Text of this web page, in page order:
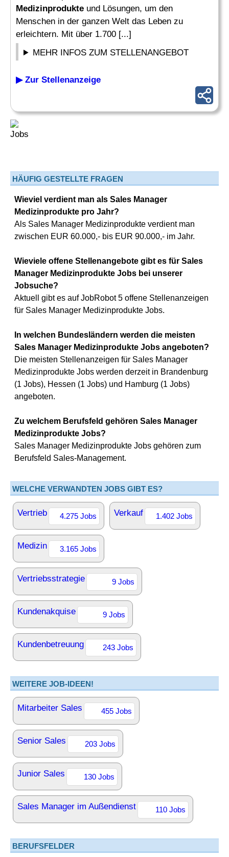
Medizinprodukte und Lösungen, um den
Menschen in der ganzen Welt das Leben zu
erleichtern. Mit über 1.700 [...]
MEHR INFOS ZUM STELLENANGEBOT
▶ Zur Stellenanzeige
HÄUFIG GESTELLTE FRAGEN
Wieviel verdient man als Sales Manager
Medizinprodukte pro Jahr?
Als Sales Manager Medizinprodukte verdient man
zwischen EUR 60.000,- bis EUR 90.000,- im Jahr.
Wieviele offene Stellenangebote gibt es für Sales
Manager Medizinprodukte Jobs bei unserer
Jobsuche?
Aktuell gibt es auf JobRobot 5 offene Stellenanzeigen
für Sales Manager Medizinprodukte Jobs.
In welchen Bundesländern werden die meisten
Sales Manager Medizinprodukte Jobs angeboten?
Die meisten Stellenanzeigen für Sales Manager
Medizinprodukte Jobs werden derzeit in Brandenburg
(1 Jobs), Hessen (1 Jobs) und Hamburg (1 Jobs)
angeboten.
Zu welchem Berufsfeld gehören Sales Manager
Medizinprodukte Jobs?
Sales Manager Medizinprodukte Jobs gehören zum
Berufsfeld Sales-Management.
WELCHE VERWANDTEN JOBS GIBT ES?
Vertrieb 4.275 Jobs Verkauf 1.402 Jobs
Medizin 3.165 Jobs
Vertriebsstrategie 9 Jobs
Kundenakquise 9 Jobs
Kundenbetreuung 243 Jobs
WEITERE JOB-IDEEN!
Mitarbeiter Sales 455 Jobs
Senior Sales 203 Jobs
Junior Sales 130 Jobs
Sales Manager im Außendienst 110 Jobs
BERUFSFELDER